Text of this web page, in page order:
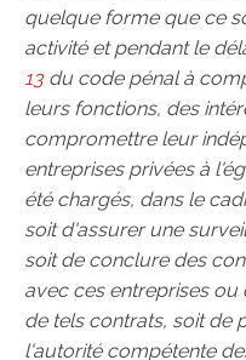
quelque forme que ce
activité et pendant le
13du code pénal à
leurs fonctions, des
compromettre leur
entreprises privées à
été chargés, dans le
soit d'assurer une
soit de conclure des
avec ces entreprises
de tels contrats, soit de
l'autorité compétente